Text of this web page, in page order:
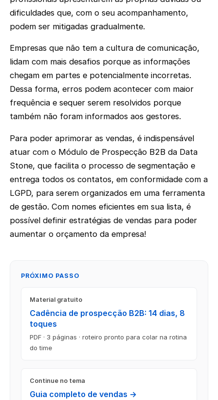
dificuldades que, com o seu acompanhamento,
podem ser mitigadas gradualmente.
Empresas que não tem a cultura de comunicação,
lidam com mais desafios porque as informações
chegam em partes e potencialmente incorretas.
Dessa forma, erros podem acontecer com maior
frequência e sequer serem resolvidos porque
também não foram informados aos gestores.
Para poder aprimorar as vendas, é indispensável
atuar com o Módulo de Prospecção B2B da Data
Stone, que facilita o processo de segmentação e
entrega todos os contatos, em conformidade com a
LGPD, para serem organizados em uma ferramenta
de gestão. Com nomes eficientes em sua lista, é
possível definir estratégias de vendas para poder
aumentar o orçamento da empresa!
PRÓXIMO PASSO
Material gratuito
Cadência de prospecção B2B: 14 dias, 8
toques
PDF · 3 páginas · roteiro pronto para colar na rotina
do time
Continue no tema
Guia completo de vendas →